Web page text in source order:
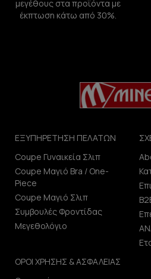
μεγέθους στα προϊόντα με
έκπτωση κάτω από 30%.
ΕΞΥΠΗΡΕΤΗΣΗ ΠΕΛΑΤΩΝ
Coupe Γυναικεία Σλιπ
Coupe Μαγιό Bra / One-
Piece
Coupe Μαγιό Σλιπ
Συμβουλές Φροντίδας
Μεγεθολόγιο
ΟΡΟΙ ΧΡΗΣΗΣ & ΑΣΦΑΛΕΙΑΣ